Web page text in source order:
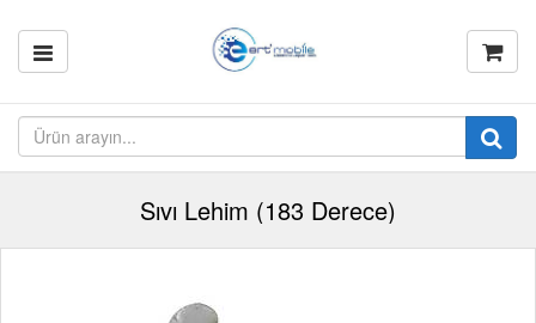
Sıvı Lehim (183 Derece)